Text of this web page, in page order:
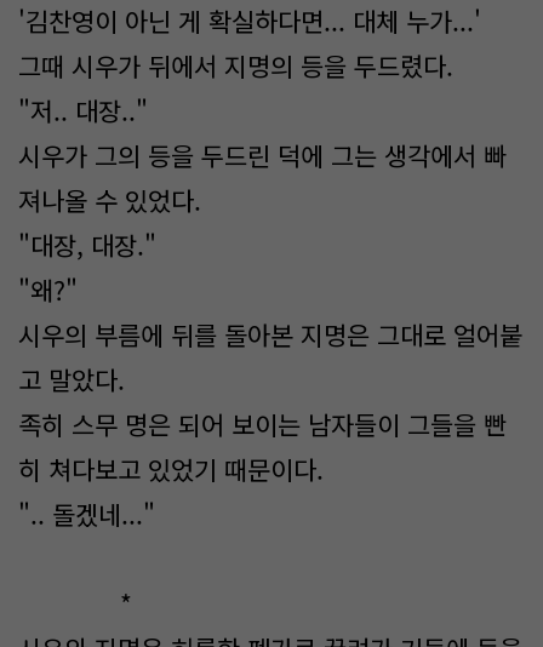
'김찬영이 아닌 게 확실하다면... 대체 누가...'
그때 시우가 뒤에서 지명의 등을 두드렸다.
"저.. 대장.."
시우가 그의 등을 두드린 덕에 그는 생각에서 빠
져나올 수 있었다.
"대장, 대장."
"왜?"
시우의 부름에 뒤를 돌아본 지명은 그대로 얼어붙
고 말았다.
족히 스무 명은 되어 보이는 남자들이 그들을 빤
히 쳐다보고 있었기 때문이다.
".. 돌겠네..."
*